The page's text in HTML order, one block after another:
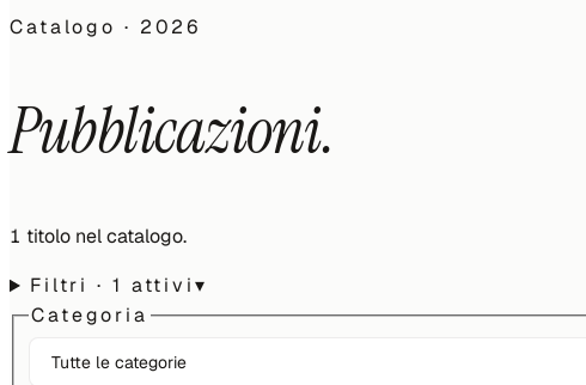
Catalogo · 2026
Pubblicazioni.
1 titolo nel catalogo.
Filtri· 1 attivi▾
Categoria